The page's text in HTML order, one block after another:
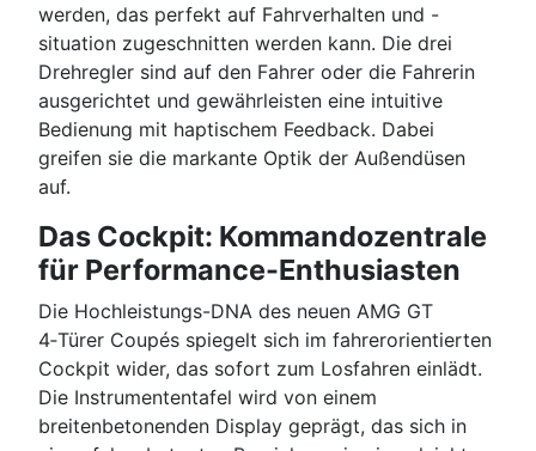
werden, das perfekt auf Fahrverhalten und -
situation zugeschnitten werden kann. Die drei
Drehregler sind auf den Fahrer oder die Fahrerin
ausgerichtet und gewährleisten eine intuitive
Bedienung mit haptischem Feedback. Dabei
greifen sie die markante Optik der Außendüsen
auf.
Das Cockpit: Kommandozentrale
für Performance-Enthusiasten
Die Hochleistungs-DNA des neuen AMG GT
4‑Türer Coupés spiegelt sich im fahrerorientierten
Cockpit wider, das sofort zum Losfahren einlädt.
Die Instrumententafel wird von einem
breitenbetonenden Display geprägt, das sich in